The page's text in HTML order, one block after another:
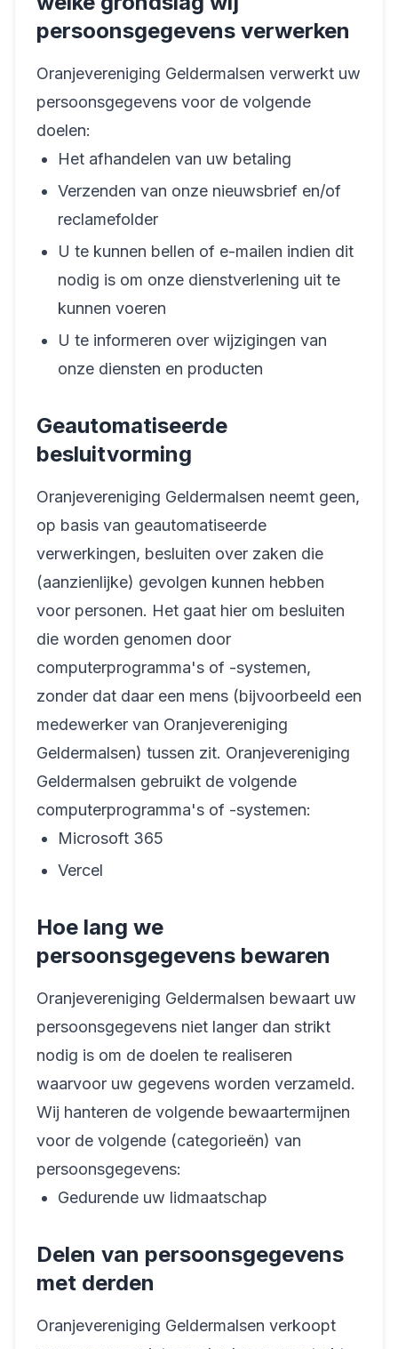
persoonsgegevens verwerken
Oranjevereniging Geldermalsen verwerkt uw
persoonsgegevens voor de volgende
doelen:
Het afhandelen van uw betaling
Verzenden van onze nieuwsbrief en/of
reclamefolder
U te kunnen bellen of e-mailen indien dit
nodig is om onze dienstverlening uit te
kunnen voeren
U te informeren over wijzigingen van
onze diensten en producten
Geautomatiseerde
besluitvorming
Oranjevereniging Geldermalsen neemt geen,
op basis van geautomatiseerde
verwerkingen, besluiten over zaken die
(aanzienlijke) gevolgen kunnen hebben
voor personen. Het gaat hier om besluiten
die worden genomen door
computerprogramma's of -systemen,
zonder dat daar een mens (bijvoorbeeld een
medewerker van Oranjevereniging
Geldermalsen) tussen zit. Oranjevereniging
Geldermalsen gebruikt de volgende
computerprogramma's of -systemen:
Microsoft 365
Vercel
Hoe lang we
persoonsgegevens bewaren
Oranjevereniging Geldermalsen bewaart uw
persoonsgegevens niet langer dan strikt
nodig is om de doelen te realiseren
waarvoor uw gegevens worden verzameld.
Wij hanteren de volgende bewaartermijnen
voor de volgende (categorieën) van
persoonsgegevens:
Gedurende uw lidmaatschap
Delen van persoonsgegevens
met derden
Oranjevereniging Geldermalsen verkoopt